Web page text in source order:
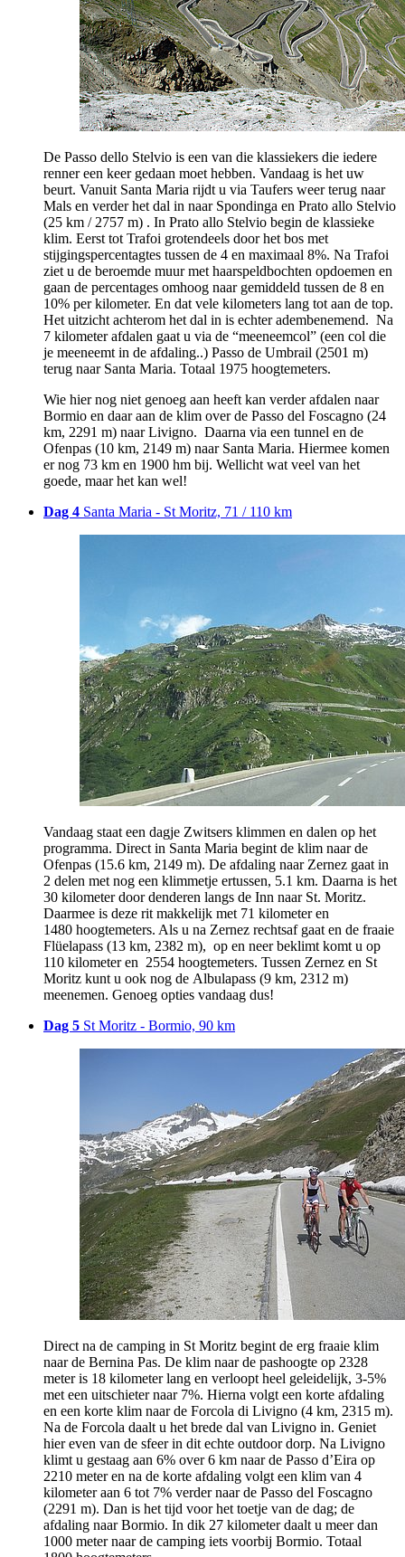
De Passo dello Stelvio is een van die klassiekers die iedere
renner een keer gedaan moet hebben. Vandaag is het uw
beurt. Vanuit Santa Maria rijdt u via Taufers weer terug naar
Mals en verder het dal in naar Spondinga en Prato allo Stelvio
(25 km / 2757 m) . In Prato allo Stelvio begin de klassieke
klim. Eerst tot Trafoi grotendeels door het bos met
stijgingspercentagtes tussen de 4 en maximaal 8%. Na Trafoi
ziet u de beroemde muur met haarspeldbochten opdoemen en
gaan de percentages omhoog naar gemiddeld tussen de 8 en
10% per kilometer. En dat vele kilometers lang tot aan de top.
Het uitzicht achterom het dal in is echter adembenemend. Na
7 kilometer afdalen gaat u via de “meeneemcol” (een col die
je meeneemt in de afdaling..) Passo de Umbrail (2501 m)
terug naar Santa Maria. Totaal 1975 hoogtemeters.
Wie hier nog niet genoeg aan heeft kan verder afdalen naar
Bormio en daar aan de klim over de Passo del Foscagno (24
km, 2291 m) naar Livigno. Daarna via een tunnel en de
Ofenpas (10 km, 2149 m) naar Santa Maria. Hiermee komen
er nog 73 km en 1900 hm bij. Wellicht wat veel van het
goede, maar het kan wel!
Dag 4 Santa Maria - St Moritz, 71 / 110 km
Vandaag staat een dagje Zwitsers klimmen en dalen op het
programma. Direct in Santa Maria begint de klim naar de
Ofenpas (15.6 km, 2149 m). De afdaling naar Zernez gaat in
2 delen met nog een klimmetje ertussen, 5.1 km. Daarna is het
30 kilometer door denderen langs de Inn naar St. Moritz.
Daarmee is deze rit makkelijk met 71 kilometer en
1480 hoogtemeters. Als u na Zernez rechtsaf gaat en de fraaie
Flüelapass (13 km, 2382 m), op en neer beklimt komt u op
110 kilometer en 2554 hoogtemeters. Tussen Zernez en St
Moritz kunt u ook nog de Albulapass (9 km, 2312 m)
meenemen. Genoeg opties vandaag dus!
Dag 5 St Moritz - Bormio, 90 km
Direct na de camping in St Moritz begint de erg fraaie klim
naar de Bernina Pas. De klim naar de pashoogte op 2328
meter is 18 kilometer lang en verloopt heel geleidelijk, 3-5%
met een uitschieter naar 7%. Hierna volgt een korte afdaling
en een korte klim naar de Forcola di Livigno (4 km, 2315 m).
Na de Forcola daalt u het brede dal van Livigno in. Geniet
hier even van de sfeer in dit echte outdoor dorp. Na Livigno
klimt u gestaag aan 6% over 6 km naar de Passo d’Eira op
2210 meter en na de korte afdaling volgt een klim van 4
kilometer aan 6 tot 7% verder naar de Passo del Foscagno
(2291 m). Dan is het tijd voor het toetje van de dag; de
afdaling naar Bormio. In dik 27 kilometer daalt u meer dan
1000 meter naar de camping iets voorbij Bormio. Totaal